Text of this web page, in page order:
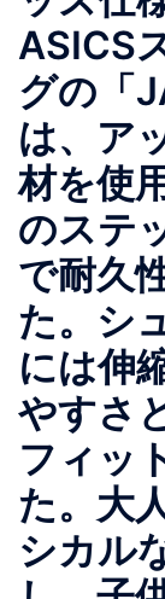
ASICS
グの「
は、ア
材を使
のステ
で耐久
た。シ
には伸
やすさ
フィッ
た。大
シカル